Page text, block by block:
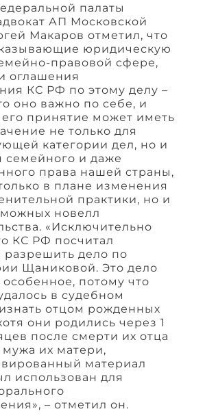
палаты
АП Московской
Макаров отметил, что
юридическую
правовой сфере,
оглашения
КС РФ по этому делу –
оно важно по себе, и
его принятие может иметь
не только для
категории дел, но и
семейного и даже
права нашей страны,
в плане изменения
практики, но и
новелл
«Исключительно
КС РФ посчитал
дело по
Щаниковой. Это дело
особенное, потому что
в судебном
отцом рожденных
они родились через 1
после смерти их отца
их матери,
материал
использован для
– отметил он.